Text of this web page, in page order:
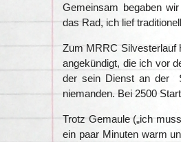
Gemeinsam begaben
das Rad, ich lief
Zum MRRC Silvesterlauf
angekündigt, die ich vor
der sein Dienst an der
niemanden. Bei 2500
Trotz Gemaule („ich
ein paar Minuten warm